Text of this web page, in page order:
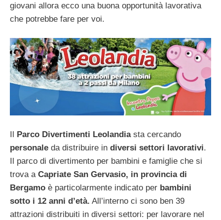
giovani allora ecco una buona opportunità lavorativa
che potrebbe fare per voi.
Parco Divertimenti Leolandiasta cercando
personale da distribuire in diversi settori lavorativi.
Il parco di divertimento per bambini e famiglie che si
trova aCapriate San Gervasio, in provincia di
Bergamo è particolarmente indicato per bambini
sotto i 12 anni d’età. All’interno ci sono ben 39
attrazioni distribuiti in diversi settori: per lavorare nel